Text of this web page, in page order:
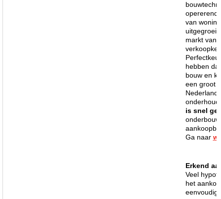
van
markt van
hebben
bouw en
een groot
Nederland
is snel
Ga naar
Erkend
Veel
het